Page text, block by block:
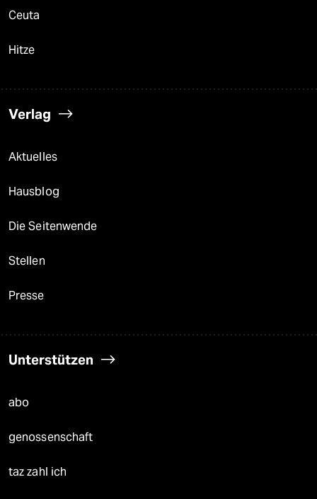
Ceuta
Hitze
Verlag
Aktuelles
Hausblog
Die Seitenwende
Stellen
Presse
Unterstützen
abo
genossenschaft
taz zahl ich